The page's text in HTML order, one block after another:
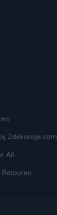
2dekansje.com
All